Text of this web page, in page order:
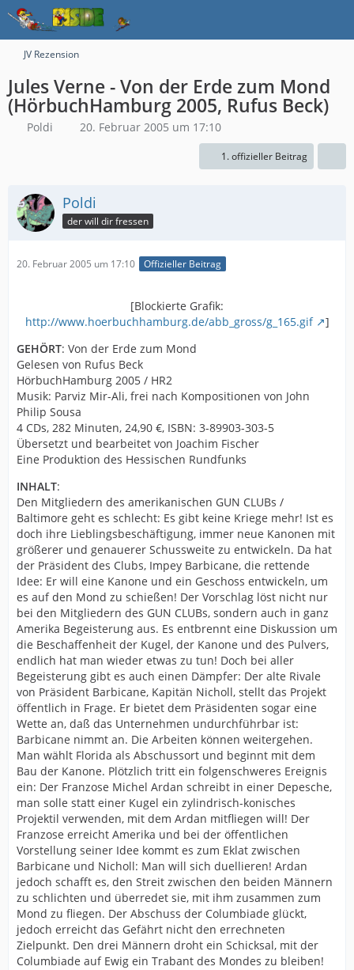
JV Rezension
Jules Verne - Von der Erde zum Mond
(HörbuchHamburg 2005, Rufus Beck)
Poldi 20. Februar 2005 um 17:10
1. offizieller Beitrag
Poldi
der will dir fressen
20. Februar 2005 um 17:10 Offizieller Beitrag
[Blockierte Grafik:
http://www.hoerbuchhamburg.de/abb_gross/g_165.gif
]
GEHÖRT: Von der Erde zum Mond
Gelesen von Rufus Beck
HörbuchHamburg 2005 / HR2
Musik: Parviz Mir-Ali, frei nach Kompositionen von John
Philip Sousa
4 CDs, 282 Minuten, 24,90 €, ISBN: 3-89903-303-5
Übersetzt und bearbeitet von Joachim Fischer
Eine Produktion des Hessischen Rundfunks
INHALT:
Den Mitgliedern des amerikanischen GUN CLUBs /
Baltimore geht es schlecht: Es gibt keine Kriege mehr! Ist es
doch ihre Lieblingsbeschäftigung, immer neue Kanonen mit
größerer und genauerer Schussweite zu entwickeln. Da hat
der Präsident des Clubs, Impey Barbicane, die rettende
Idee: Er will eine Kanone und ein Geschoss entwickeln, um
es auf den Mond zu schießen! Der Vorschlag löst nicht nur
bei den Mitgliedern des GUN CLUBs, sondern auch in ganz
Amerika Begeisterung aus. Es entbrennt eine Diskussion um
die Beschaffenheit der Kugel, der Kanone und des Pulvers,
endlich hat man wieder etwas zu tun! Doch bei aller
Begeisterung gibt es auch einen Dämpfer: Der alte Rivale
von Präsident Barbicane, Kapitän Nicholl, stellt das Projekt
öffentlich in Frage. Er bietet dem Präsidenten sogar eine
Wette an, daß das Unternehmen undurchführbar ist:
Barbicane nimmt an. Die Arbeiten können weitergehen.
Man wählt Florida als Abschussort und beginnt mit dem
Bau der Kanone. Plötzlich tritt ein folgenschweres Ereignis
ein: Der Franzose Michel Ardan schreibt in einer Depesche,
man solle statt einer Kugel ein zylindrisch-konisches
Projektil verwenden, mit dem Ardan mitfliegen will! Der
Franzose erreicht Amerika und bei der öffentlichen
Vorstellung seiner Idee kommt es zum Eklat zwischen
Barbicane und Nicholl: Man will sich duellieren! Ardan
jedoch schafft es, den Streit zwischen den beiden Männern
zu schlichten und überredet sie, mit ihm zusammen zum
Mond zu fliegen. Der Abschuss der Columbiade glückt,
jedoch erreicht das Gefährt nicht den errechneten
Zielpunkt. Den drei Männern droht ein Schicksal, mit der
Columbiade auf Ewig ein Trabant des Mondes zu bleiben!